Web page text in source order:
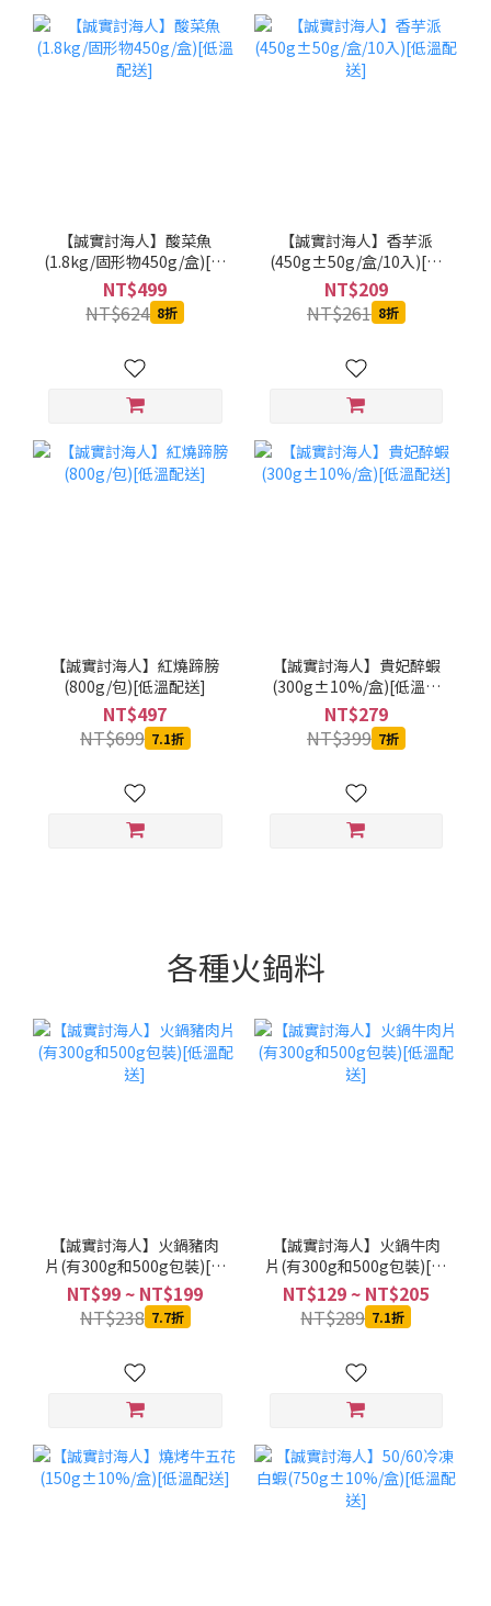
【誠實討海人】酸菜魚
(1.8kg/固形物450g/盒)[低
溫配送]
NT$499
NT$624 8折
【誠實討海人】香芋派
(450g±50g/盒/10入)[低
溫配送]
NT$209
NT$261 8折
【誠實討海人】紅燒蹄膀
(800g/包)[低溫配送]
NT$497
NT$699 7.1折
【誠實討海人】貴妃醉蝦
(300g±10%/盒)[低溫配
送]
NT$279
NT$399 7折
各種火鍋料
【誠實討海人】火鍋豬肉
片(有300g和500g包裝)[低
溫配送]
NT$99 ~ NT$199
NT$238 7.7折
【誠實討海人】火鍋牛肉
片(有300g和500g包裝)[低
溫配送]
NT$129 ~ NT$205
NT$289 7.1折